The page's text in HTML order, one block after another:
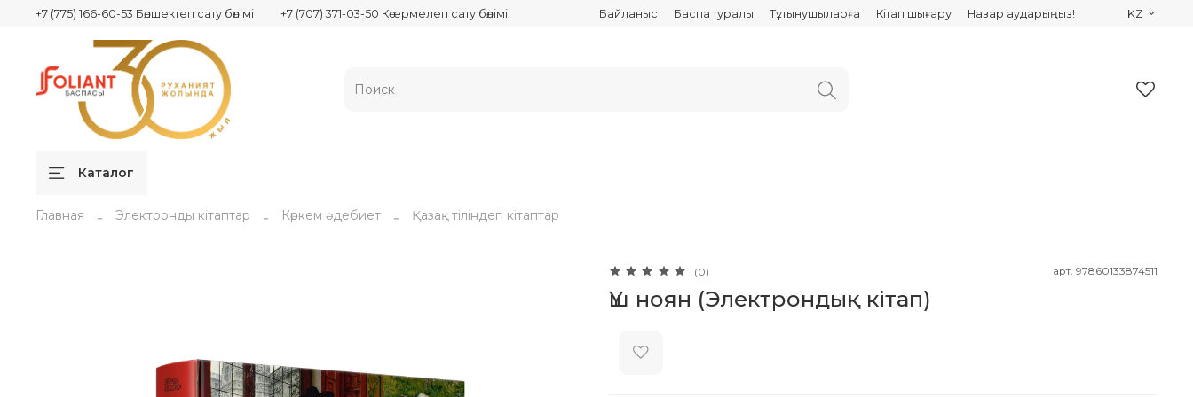
Байланыс Баспа туралы Тұтынушыларға Кітап шығару Назар аударыңыз!
+7 (775) 166-60-53 Бөлшектеп сату бөлімі +7 (707) 371-03-50 Көтермелеп сату бөлімі KZ
Каталог
Главная Электронды кітаптар Көркем әдебиет Қазақ тіліндегі кітаптар
(0) арт. 97860133874511
Үш ноян (Электрондық кітап)